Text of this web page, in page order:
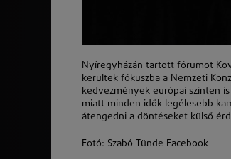
Nyíregyházán tartott fórumot
kerültek fókuszba a Nemzeti
kedvezmények európai szinten
miatt minden idők legélesebb
átengedni a döntéseket külső
Fotó: Szabó Tünde Facebook